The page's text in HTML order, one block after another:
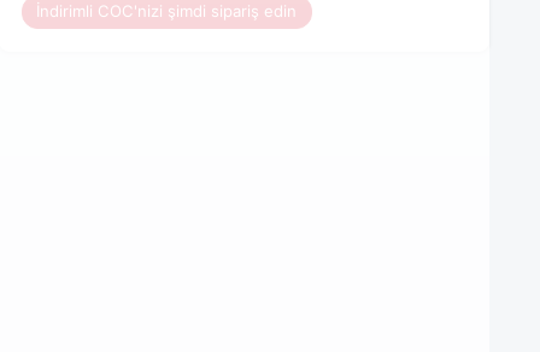
İndirimli COC'nizi şimdi sipariş edin